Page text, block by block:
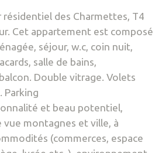
résidentiel des Charmettes, T4
Cet appartement est composé
séjour, w.c, coin nuit,
salle de bains,
Double vitrage. Volets
Parking
et beau potentiel,
vue montagnes et ville, à
(commerces, espace